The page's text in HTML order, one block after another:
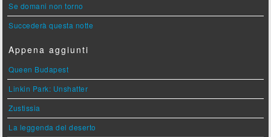
Se domani non torno
Succederà questa notte
Appena aggiunti
Queen Budapest
Linkin Park: Unshatter
Zustissia
La leggenda del deserto